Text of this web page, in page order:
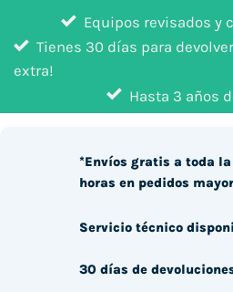
Equipos revisados y
Tienes 30 días para
extra!
Hasta 3 años
*Envíos gratis a toda
horas en pedidos
Servicio técnico
30 días de